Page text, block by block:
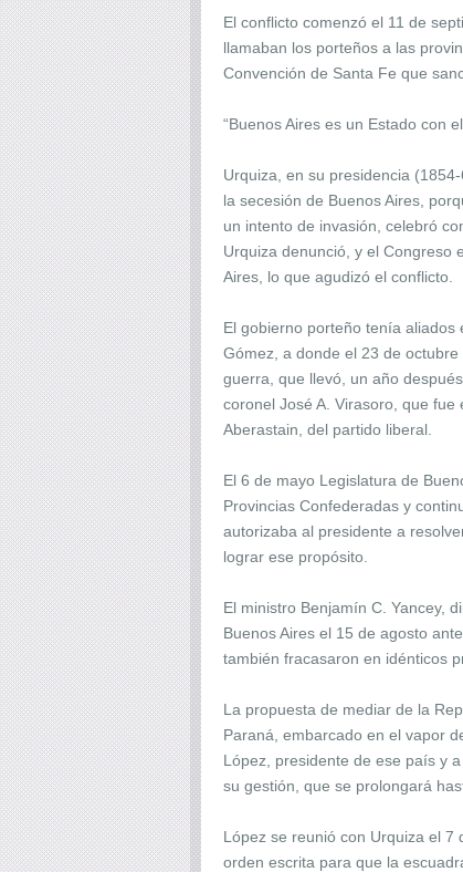
El conflicto comenzó el 11 de
llamaban los porteños a las
Convención de Santa Fe que
“Buenos Aires es un Estado con
Urquiza, en su presidencia
la secesión de Buenos Aires,
un intento de invasión, celebró
Urquiza denunció, y el Congreso
Aires, lo que agudizó el conflicto.
El gobierno porteño tenía
Gómez, a donde el 23 de
guerra, que llevó, un año
coronel José A. Virasoro, que
Aberastain, del partido liberal.
El 6 de mayo Legislatura de
Provincias Confederadas y
autorizaba al presidente a
lograr ese propósito.
El ministro Benjamín C. Yancey,
Buenos Aires el 15 de agosto
también fracasaron en idénticos
La propuesta de mediar de la
Paraná, embarcado en el vapor
López, presidente de ese país y
su gestión, que se prolongará
López se reunió con Urquiza el
orden escrita para que la